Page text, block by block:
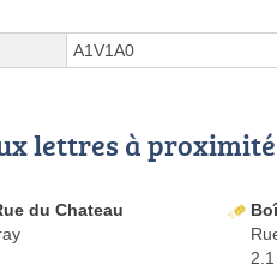
A1V1A0
lettres à proximité
du Chateau